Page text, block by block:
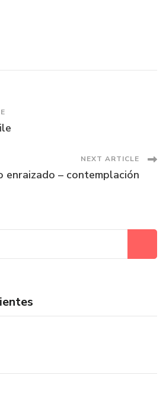
NEXT ARTICLE
enraizado – contemplación